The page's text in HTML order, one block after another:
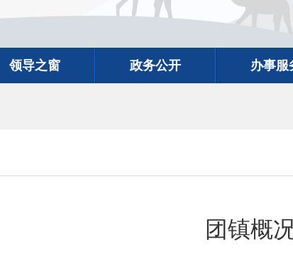
领导之窗 政务公开 办事服
团镇概